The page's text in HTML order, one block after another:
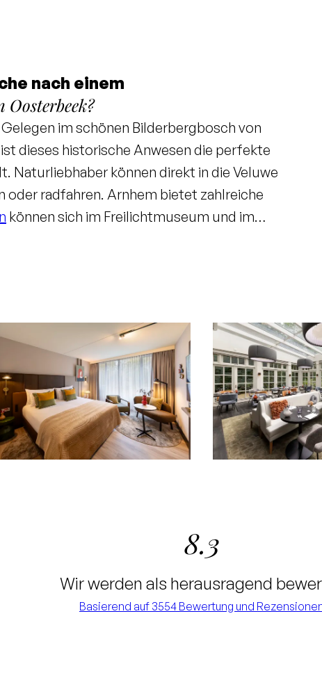
nach einem
Oosterbeek?
im schönen Bilderbergbosch von
dieses historische Anwesen die perfekte
Naturliebhaber können direkt in die Veluwe
radfahren. Arnhem bietet zahlreiche
können sich im Freilichtmuseum und im
ideale Tagungsort der Veluwe, inklusive
ermöglichen, Teambuilding- oder Board-
Winter im Freien abzuhalten.
8.3
Wir werden als herausragend
Basierend auf 3554 Bewertung und